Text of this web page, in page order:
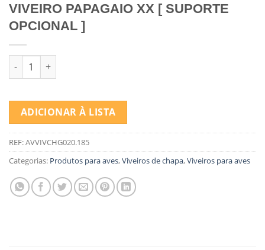
VIVEIRO PAPAGAIO XX [ SUPORTE
OPCIONAL ]
Quantidade de VIVEIRO PAPAGAIO XX [ SUPORTE OPCIONAL ]
ADICIONAR À LISTA
REF:AVVIVCHG020.185
Categorias: Produtos para aves,Viveiros de chapa,Viveiros para aves